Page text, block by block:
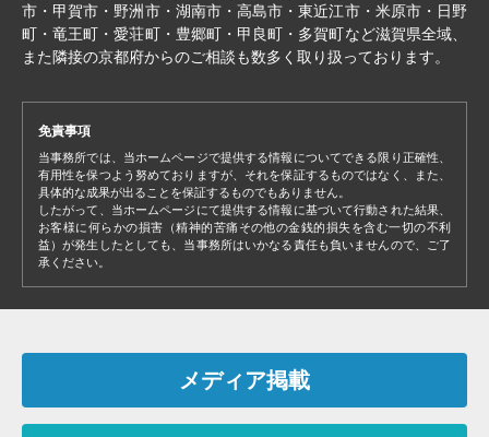
市・甲賀市・野洲市・湖南市・高島市・東近江市・米原市・日野
町・竜王町・愛荘町・豊郷町・甲良町・多賀町など滋賀県全域、
また隣接の京都府からのご相談も数多く取り扱っております。
免責事項
当事務所では、当ホームページで提供する情報についてできる限り正確性、
有用性を保つよう努めておりますが、それを保証するものではなく、また、
具体的な成果が出ることを保証するものでもありません。
したがって、当ホームページにて提供する情報に基づいて行動された結果、
お客様に何らかの損害（精神的苦痛その他の金銭的損失を含む一切の不利
益）が発生したとしても、当事務所はいかなる責任も負いませんので、ご了
承ください。
メディア掲載